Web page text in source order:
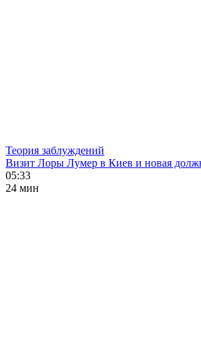
Теория заблуждений
Визит Лоры Лумер в Киев и новая
05:33
24 мин